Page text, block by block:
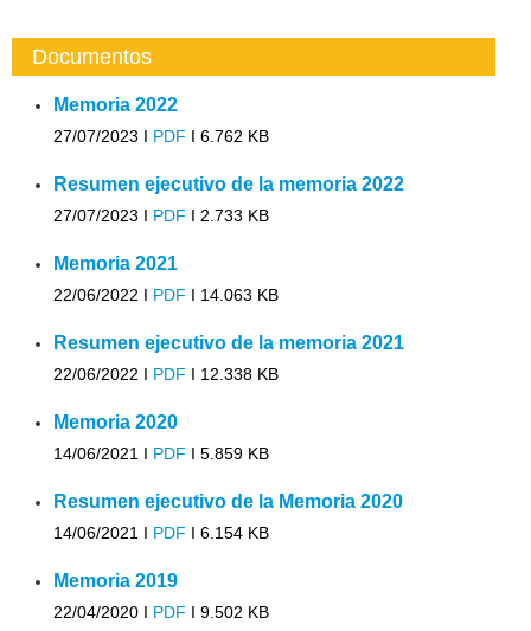
Documentos
Memoria 2022
27/07/2023 I PDF I 6.762 KB
Resumen ejecutivo de la memoria 2022
27/07/2023 I PDF I 2.733 KB
Memoria 2021
22/06/2022 I PDF I 14.063 KB
Resumen ejecutivo de la memoria 2021
22/06/2022 I PDF I 12.338 KB
Memoria 2020
14/06/2021 I PDF I 5.859 KB
Resumen ejecutivo de la Memoria 2020
14/06/2021 I PDF I 6.154 KB
Memoria 2019
22/04/2020 I PDF I 9.502 KB